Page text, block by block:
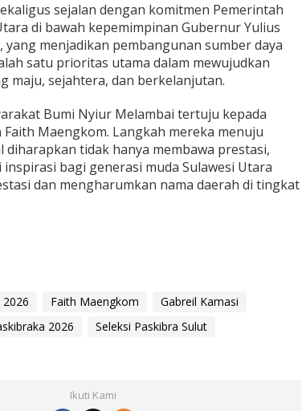
sejalan dengan komitmen Pemerintah
di bawah kepemimpinan Gubernur Yulius
yang menjadikan pembangunan sumber daya
satu prioritas utama dalam mewujudkan
maju, sejahtera, dan berkelanjutan.
Bumi Nyiur Melambai tertuju kepada
Faith Maengkom. Langkah mereka menuju
diharapkan tidak hanya membawa prestasi,
bagi generasi muda Sulawesi Utara
dan mengharumkan nama daerah di tingkat
2026 Faith Maengkom
Gabreil Kamasi
2026
Seleksi Paskibra Sulut
Ikuti Kami